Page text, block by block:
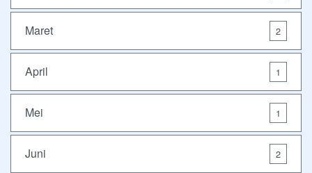
Maret 2
April 1
Mei 1
Juni 2